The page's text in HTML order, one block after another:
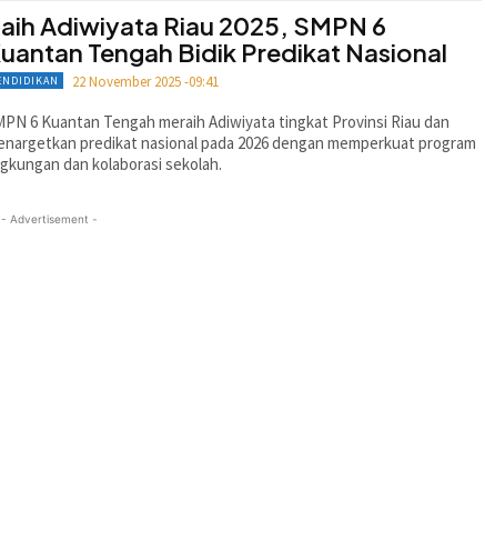
Adiwiyata Riau 2025, SMPN 6
Tengah Bidik Predikat Nasional
22 November 2025 -09:41
6 Kuantan Tengah meraih Adiwiyata tingkat Provinsi Riau dan
predikat nasional pada 2026 dengan memperkuat program
dan kolaborasi sekolah.
- Advertisement -